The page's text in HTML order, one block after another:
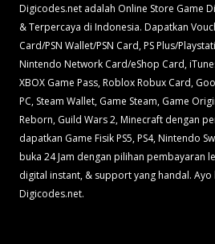
Digicodes.net adalah Online Store Game
& Terpercaya di Indonesia. Dapatkan
Card/PSN Wallet/PSN Card, PS Plus/
Nintendo Network Card/eShop Card,
XBOX Game Pass, Roblox Robux Card,
PC, Steam Wallet, Game Steam, Game
Reborn, Guild Wars 2, Minecraft dengan
dapatkan Game Fisik PS5, PS4, Nintendo
buka 24 Jam dengan pilihan pembayaran
digital instant, & support yang handal.
Digicodes.net.